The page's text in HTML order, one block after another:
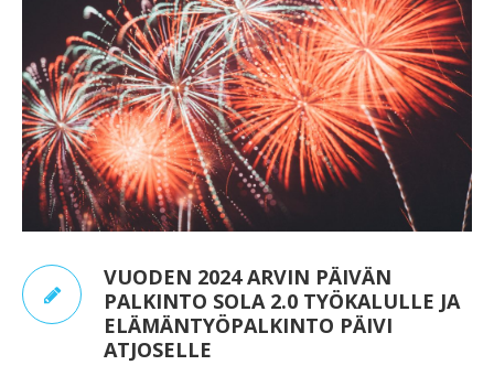
VUODEN 2024 ARVIN PÄIVÄN
PALKINTO SOLA 2.0 TYÖKALULLE JA
ELÄMÄNTYÖPALKINTO PÄIVI
ATJOSELLE